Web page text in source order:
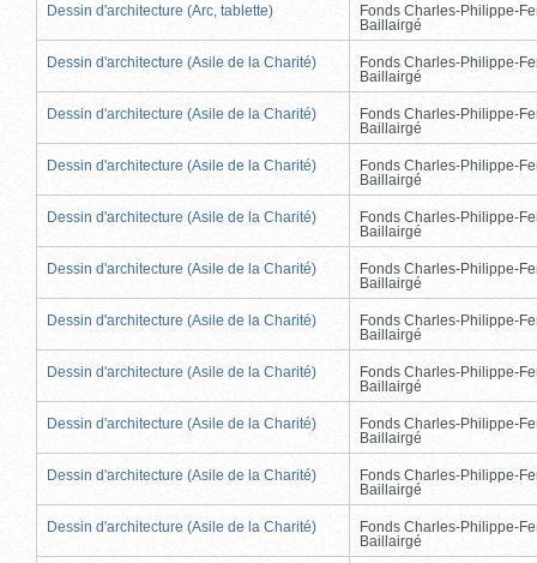
Dessin d'architecture (Arc, tablette)
Fonds Charles-Philippe-
Baillairgé
Dessin d'architecture (Asile de la Charité)
Fonds Charles-Philippe-
Baillairgé
Dessin d'architecture (Asile de la Charité)
Fonds Charles-Philippe-
Baillairgé
Dessin d'architecture (Asile de la Charité)
Fonds Charles-Philippe-
Baillairgé
Dessin d'architecture (Asile de la Charité)
Fonds Charles-Philippe-
Baillairgé
Dessin d'architecture (Asile de la Charité)
Fonds Charles-Philippe-
Baillairgé
Dessin d'architecture (Asile de la Charité)
Fonds Charles-Philippe-
Baillairgé
Dessin d'architecture (Asile de la Charité)
Fonds Charles-Philippe-
Baillairgé
Dessin d'architecture (Asile de la Charité)
Fonds Charles-Philippe-
Baillairgé
Dessin d'architecture (Asile de la Charité)
Fonds Charles-Philippe-
Baillairgé
Dessin d'architecture (Asile de la Charité)
Fonds Charles-Philippe-
Baillairgé